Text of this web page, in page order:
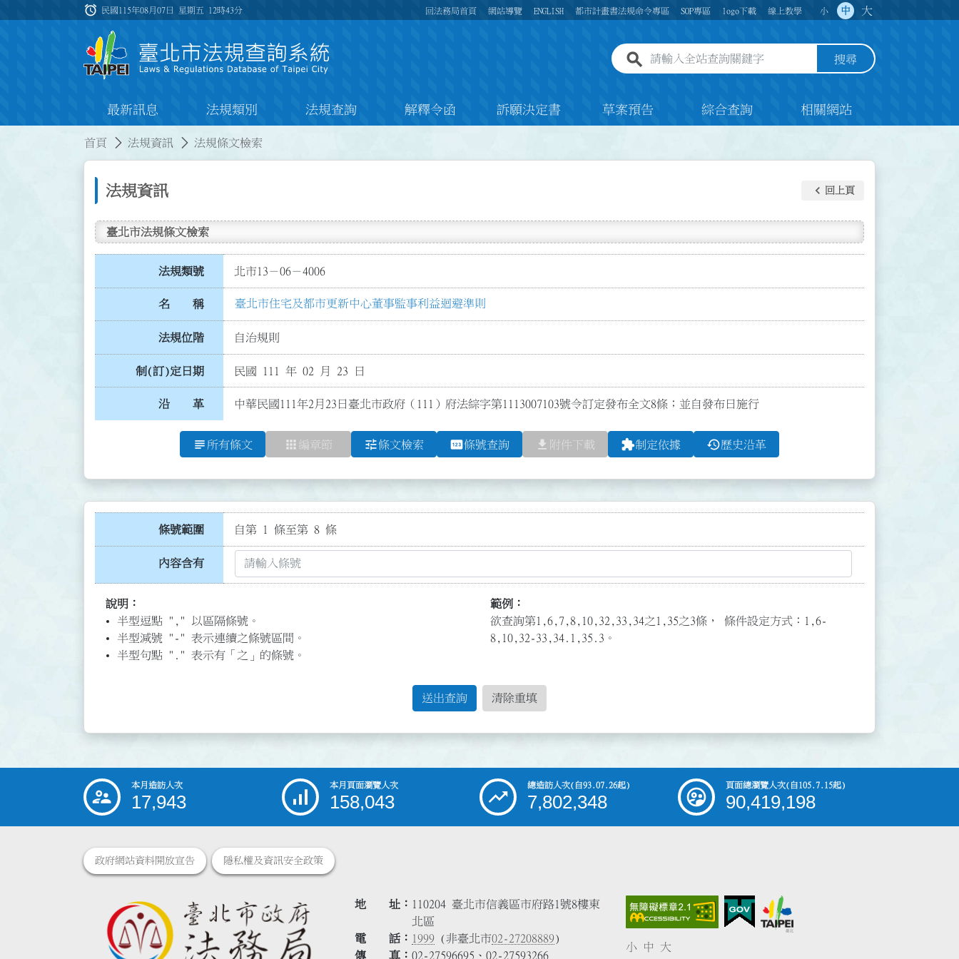
:::
alarm 民國115年08月07日 星期五 12時43分 回法務局首頁 網站導覽 ENGLISH 都市計畫書法規命令專區 SOP專區 logo下載 線上教學 小 中 大
全站查詢關鍵字欄位 搜尋
最新訊息 法規類別 法規查詢 解釋令函 訴願決定書 草案預告 綜合查詢 相關網站
首頁 法規資訊 法規條文檢索
法規資訊 keyboard_arrow_left 回上頁
臺北市法規條文檢索
法規類號 北市13－06－4006
名 稱 臺北市住宅及都市更新中心董事監事利益迴避準則
法規位階 自治規則
制(訂)定日期 民國 111 年 02 月 23 日
沿 革 中華民國111年2月23日臺北市政府（111）府法綜字第1113007103號令訂定發布全文8條；並自發布日施行
subject 所有條文 apps 編章節 tune條文檢索 pin條號查詢 file_download 附件下載 extension制定依據 history歷史沿革
條號範圍 自第 1 條至第 8 條
內容含有
說明：
半型逗點 "," 以區隔條號。
半型減號 "-" 表示連續之條號區間。
半型句點 "." 表示有「之」的條號。
範例：
欲查詢第1,6,7,8,10,32,33,34之1,35之3條， 條件設定方式：1,6-
8,10,32-33,34.1,35.3。
送出查詢 清除重填
::: 本月造訪人次
17,943
本月頁面瀏覽人次
158,043
總造訪人次(自93.07.26起)
7,802,348
頁面總瀏覽人次(自105.7.15起)
90,419,198
政府網站資料開放宣告 隱私權及資訊安全政策
地 址
110204 臺北市信義區市府路1號8樓東
北區
電 話
1999 (非臺北市02-27208889)
傳 真
02-27596695、02-27593266
小 中 大